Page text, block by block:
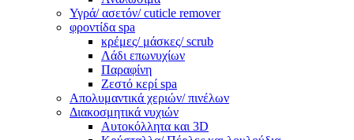
Υγρά/ ασετόν/ cuticle remover
φροντίδα spa
κρέμες/ μάσκες/ scrub
Λάδι επωνυχίων
Παραφίνη
Ζεστό κερί spa
Απολυμαντικά χεριών/ πινέλων
Διακοσμητικά νυχιών
Αυτοκόλλητα και 3D